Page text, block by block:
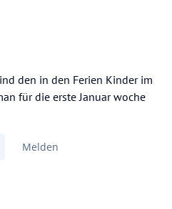
Equipment
für spezifisches
den in den Ferien Kinder im
für die erste Januar woche
Melden